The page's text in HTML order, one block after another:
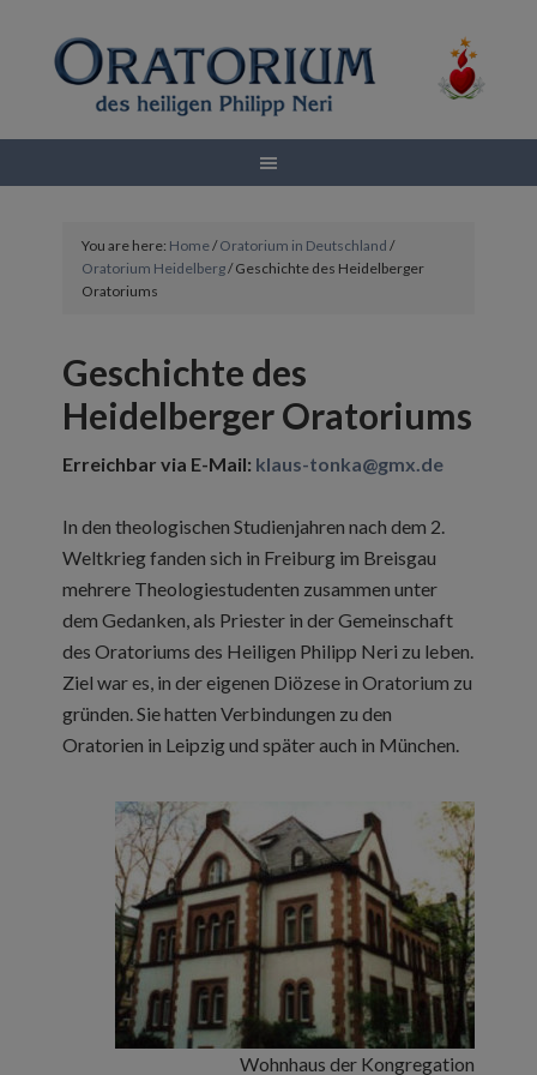
You are here: Home/Oratorium in Deutschland /
Oratorium Heidelberg/Geschichte des Heidelberger
Oratoriums
Geschichte des
Heidelberger Oratoriums
Erreichbar via E-Mail: klaus-tonka@gmx.de
In den theologischen Studienjahren nach dem 2.
Weltkrieg fanden sich in Freiburg im Breisgau
mehrere Theologiestudenten zusammen unter
dem Gedanken, als Priester in der Gemeinschaft
des Oratoriums des Heiligen Philipp Neri zu leben.
Ziel war es, in der eigenen Diözese in Oratorium zu
gründen. Sie hatten Verbindungen zu den
Oratorien in Leipzig und später auch in München.
Wohnhaus der Kongregation